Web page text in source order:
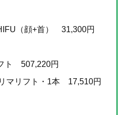
（顔+首） 31,300円
ト 507,220円
マリフト・1本 17,510円